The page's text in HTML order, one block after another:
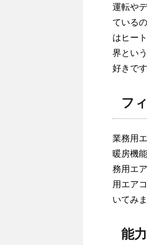
運転や
ている
はヒー
界とい
好きです
フ
業務用
暖房機
務用エ
用エア
いてみ
能